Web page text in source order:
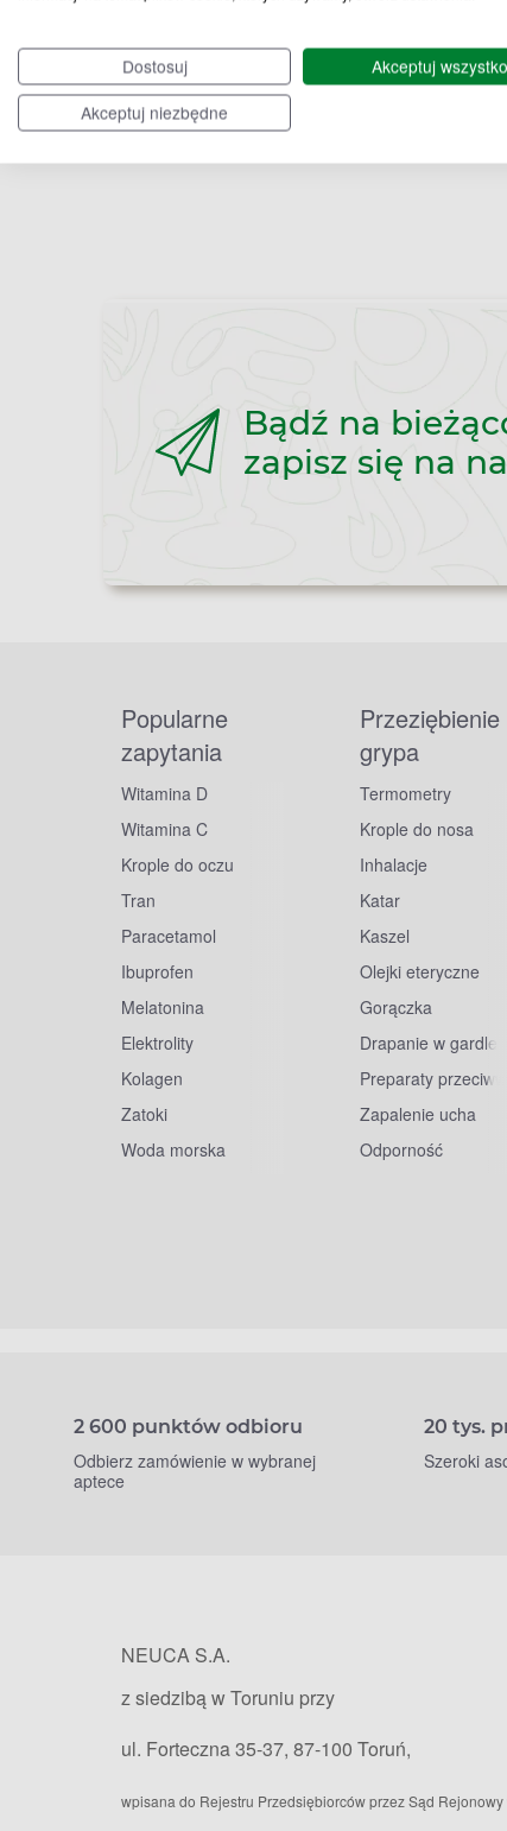
Dostosuj
Akceptuj wszystko
Akceptuj niezbędne
Bądź na
zapisz się na
Popularne
zapytania
Witamina D
Witamina C
Krople do oczu
Tran
Paracetamol
Ibuprofen
Melatonina
Elektrolity
Kolagen
Zatoki
Woda morska
Przeziębienie
grypa
Termometry
Krople do nosa
Inhalacje
Katar
Kaszel
Olejki eteryczne
Gorączka
Drapanie w gardle
Preparaty
Zapalenie ucha
Odporność
2 600 punktów odbioru
Odbierz zamówienie w wybranej
aptece
20 tys.
Szeroki
NEUCA S.A.
z siedzibą w Toruniu przy
ul. Forteczna 35-37, 87-100 Toruń,
wpisana do Rejestru Przedsiębiorców przez Sąd Rejonowy